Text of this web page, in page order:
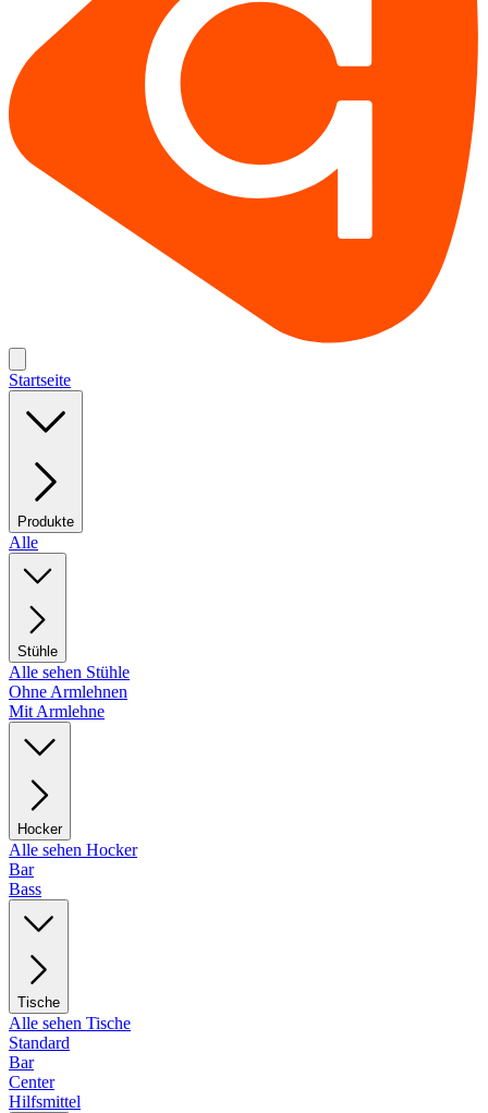
Startseite
Produkte
Alle
Stühle
Alle sehen Stühle
Ohne Armlehnen
Mit Armlehne
Hocker
Alle sehen Hocker
Bar
Bass
Tische
Alle sehen Tische
Standard
Bar
Center
Hilfsmittel